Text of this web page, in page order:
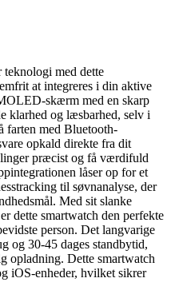
med dette
at integreres i din aktive
skærm med en skarp
klarhed og læsbarhed, selv i
farten med Bluetooth-
opkald direkte fra dit
præcist og få værdifuld
låser op for et
til søvnanalyse, der
Med sit slanke
dette smartwatch den perfekte
person. Det langvarige
og 30-45 dages standbytid,
opladning. Dette smartwatch
iOS-enheder, hvilket sikrer